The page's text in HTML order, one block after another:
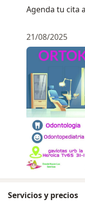
Agenda tu cita
21/08/2025
Servicios y precios